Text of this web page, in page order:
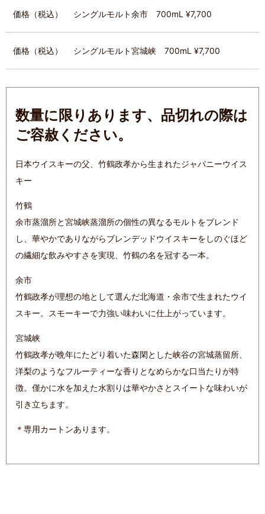
価格（税込） シングルモルト余市 700mL ¥7,700
価格（税込） シングルモルト宮城峡 700mL ¥7,700
数量に限りあります、品切れの際は
ご容赦ください。
日本ウイスキーの父、竹鶴政孝から生まれたジャパニーウイス
キー
竹鶴
余市蒸溜所と宮城峡蒸溜所の個性の異なるモルトをブレンド
し、華やかでありながらブレンデッドウイスキーをしのぐほど
の繊細な飲みやすさを実現、竹鶴の名を冠する一本。
余市
竹鶴政孝が理想の地として選んだ北海道・余市で生まれたウイ
スキー。スモーキーで力強い味わいに仕上がっています。
宮城峡
竹鶴政孝が晩年にたどり着いた森閑とした峡谷の宮城蒸留所、
洋梨のようなフルーティーな香りとなめらかな口当たりが特
徴。僅かに水を加えた水割りは華やかさとスイートな味わいが
引き立ちます。
＊専用カートンあります。